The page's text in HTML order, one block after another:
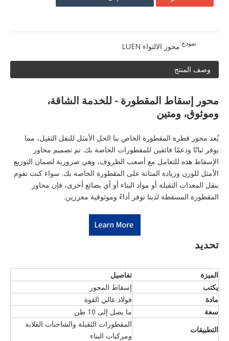
نموذج:محور الالتواء LUEN
وصف المنتج
محور إسقاط المقطورة - للخدمة الشاقة،
وموثوق، ومتين
يُعد محور قطرة المقطورة الخاص بنا الحل الأمثل للنقل الثقيل، مما
يوفر ثباتًا ودعمًا فائقين للمقطورات الخاصة بك. تم تصميم محاور
الإسقاط هذه للتعامل مع أصعب الظروف، وهي ضرورية لضمان التوزيع
الأمثل للوزن وزيادة المتانة على المقطورة الخاصة بك. سواء كنت تقوم
بنقل المعدات الثقيلة أو مواد البناء أو أي بضائع أخرى، فإن محاور
المقطورة المسقطة لدينا توفر أداءً وموثوقية معززين.
تحديد
الميزة
تفاصيل
يكتب
إسقاط المحور
مادة
فولاذ عالي القوة
سعة
ما يصل إلى 10 طن
التطبيقات
المقطورات الثقيلة والشاحنات القلابة
ومركبات البناء